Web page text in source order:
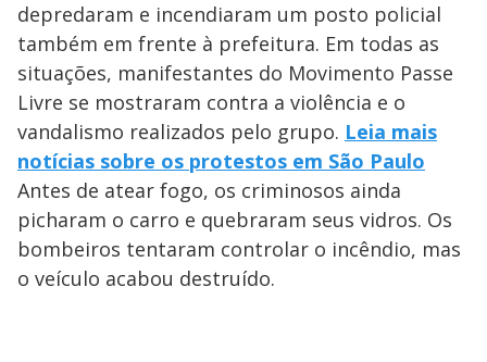
depredaram e incendiaram um posto policial
também em frente à prefeitura. Em todas as
situações, manifestantes do Movimento Passe
Livre se mostraram contra a violência e o
vandalismo realizados pelo grupo. Leia mais
notícias sobre os protestos em São Paulo
Antes de atear fogo, os criminosos ainda
picharam o carro e quebraram seus vidros. Os
bombeiros tentaram controlar o incêndio, mas
o veículo acabou destruído.